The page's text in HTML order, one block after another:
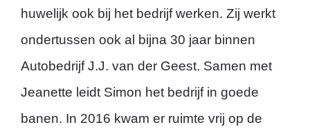
huwelijk ook bij het bedrijf werken. Zij werkt
ondertussen ook al bijna 30 jaar binnen
Autobedrijf J.J. van der Geest. Samen met
Jeanette leidt Simon het bedrijf in goede
banen. In 2016 kwam er ruimte vrij op de